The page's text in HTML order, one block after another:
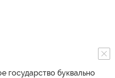
государство буквально